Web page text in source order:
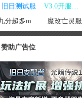
旧日测试服
V3.0开服联机
九分超多mod群
魔改亡灵服
赞助广告位